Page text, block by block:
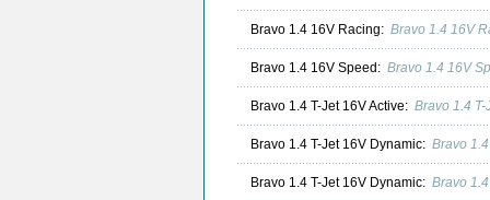
Bravo 1.4 16V Racing: Bravo 1.4 16V
Bravo 1.4 16V Speed: Bravo 1.4 16V
Bravo 1.4 T-Jet 16V Active: Bravo 1.4
Bravo 1.4 T-Jet 16V Dynamic: Bravo
Bravo 1.4 T-Jet 16V Dynamic: Bravo